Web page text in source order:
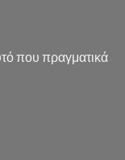
που πραγματικά